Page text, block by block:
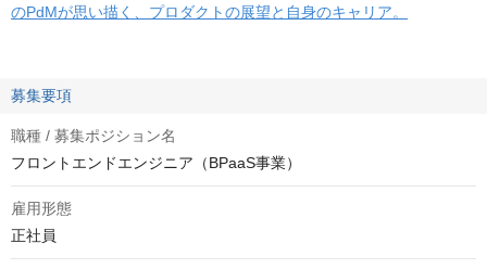
のPdMが思い描く、プロダクトの展望と自身のキャリア。
募集要項
職種 / 募集ポジション名
フロントエンドエンジニア（BPaaS事業）
雇用形態
正社員